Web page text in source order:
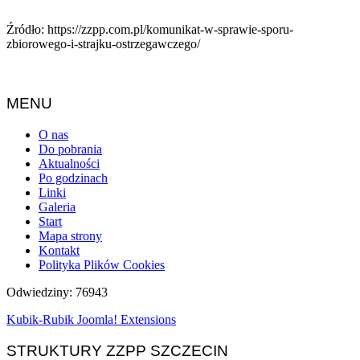
Źródło: https://zzpp.com.pl/komunikat-w-sprawie-sporu-
zbiorowego-i-strajku-ostrzegawczego/
MENU
O nas
Do pobrania
Aktualności
Po godzinach
Linki
Galeria
Start
Mapa strony
Kontakt
Polityka Plików Cookies
Odwiedziny: 76943
Kubik-Rubik Joomla! Extensions
STRUKTURY ZZPP SZCZECIN